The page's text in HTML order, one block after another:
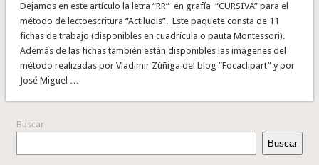
Dejamos en este artículo la letra “RR” en grafía “CURSIVA” para el
método de lectoescritura “Actiludis”. Este paquete consta de 11
fichas de trabajo (disponibles en cuadrícula o pauta Montessori).
Además de las fichas también están disponibles las imágenes del
método realizadas por Vladimir Zúñiga del blog “Focaclipart” y por
José Miguel …
Buscar
Buscar